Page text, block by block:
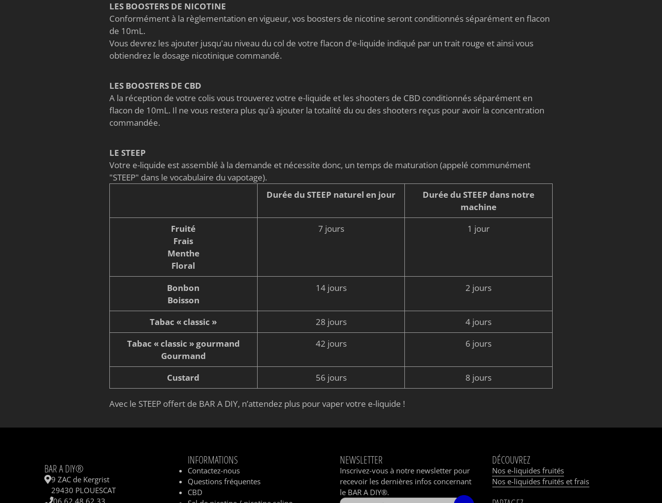
LES BOOSTERS DE NICOTINE
Conformément à la règlementation en vigueur, vos boosters de nicotine seront conditionnés séparément en flacon
de 10mL.
Vous devrez les ajouter jusqu'au niveau du col de votre flacon d'e-liquide indiqué par un trait rouge et ainsi vous
obtiendrez le dosage nicotinique commandé.
LES BOOSTERS DE CBD
A la réception de votre colis vous trouverez votre e-liquide et les shooters de CBD conditionnés séparément en
flacon de 10mL. Il ne vous restera plus qu'à ajouter la totalité du ou des shooters reçus pour avoir la concentration
commandée.
LE STEEP
Votre e-liquide est assemblé à la demande et nécessite donc, un temps de maturation (appelé communément
"STEEP" dans le vocabulaire du vapotage).
Durée du STEEP naturel en jour
Durée du STEEP dans notre
machine
Fruité
Frais
Menthe
Floral
7 jours 1 jour
Bonbon
Boisson
14 jours 2 jours
Tabac « classic » 28 jours
4 jours
Tabac « classic » gourmand
Gourmand
42 jours 6 jours
Custard 56 jours 8 jours
Avec le STEEP offert de BAR A DIY, n’attendez plus pour vaper votre e-liquide !
BAR A DIY®
9 ZAC de Kergrist
29430 PLOUESCAT
INFORMATIONS
Contactez-nous
Questions fréquentes
CBD
NEWSLETTER
Inscrivez-vous à notre newsletter pour
recevoir les dernières infos concernant
le BAR A DIY®.
DÉCOUVREZ
Nos e-liquides fruités
Nos e-liquides fruités et frais